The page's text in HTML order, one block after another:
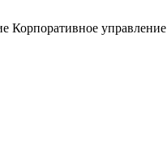
Корпоративное управление